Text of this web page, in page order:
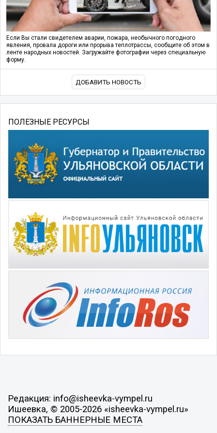
Если Вы стали свидетелем аварии, пожара, необычного погодного
явления, провала дороги или прорыва теплотрассы, сообщите об этом в
ленте народных новостей. Загружайте фотографии через специальную
форму.
ДОБАВИТЬ НОВОСТЬ
ПОЛЕЗНЫЕ РЕСУРСЫ
Редакция: info@isheevka-vympel.ru
Ишеевка, © 2005-2026 «isheevka-vympel.ru»
ПОКАЗАТЬ БАННЕРНЫЕ МЕСТА